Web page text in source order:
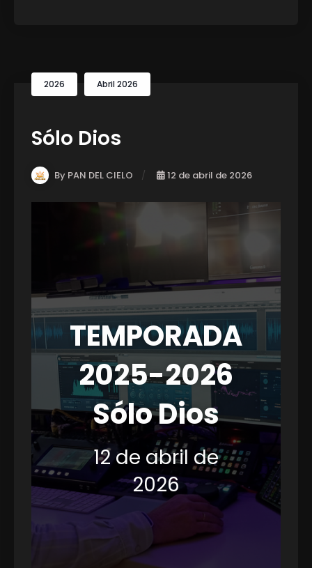
2026 Abril 2026
Sólo Dios
By PAN DEL CIELO 12 de abril de 2026
TEMPORADA
2025-2026
Sólo Dios
12 de abril de
2026